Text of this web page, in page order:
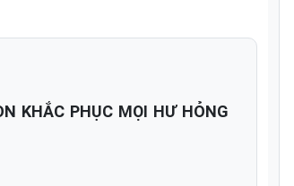
KHẮC PHỤC MỌI HƯ HỎNG